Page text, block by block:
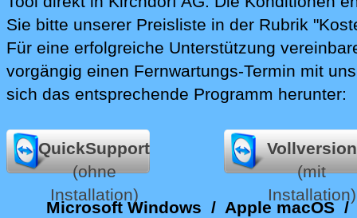
Sie bitte unserer Preisliste in der Rubrik
Für eine erfolgreiche Unterstützung
vorgängig einen Fernwartungs-Termin mit
sich das entsprechende Programm herunter:
QuickSupport
(ohne
Installation)
Vollversion
(mit
Installation)
Microsoft Windows /Apple macOS /